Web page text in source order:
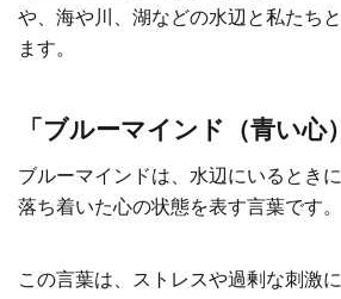
や、海や川、湖などの水辺と私たち
ます。
「ブルーマインド（青い心
ブルーマインドは、水辺にいるとき
落ち着いた心の状態を表す言葉です。
この言葉は、ストレスや過剰な刺激